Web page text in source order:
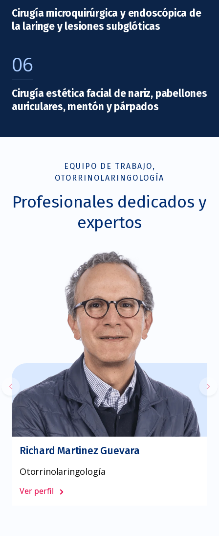
Cirugía microquirúrgica y endoscópica de
la laringe y lesiones subglóticas
06
Cirugía estética facial de nariz, pabellones
auriculares, mentón y párpados
EQUIPO DE TRABAJO,
OTORRINOLARINGOLOGÍA
Profesionales dedicados y
expertos
Richard Martinez Guevara
Otorrinolaringología
Ver perfil